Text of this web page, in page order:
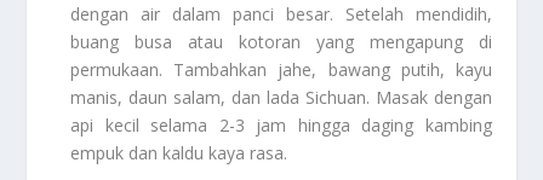
dengan air dalam panci besar. Setelah mendidih,
buang busa atau kotoran yang mengapung di
permukaan. Tambahkan jahe, bawang putih, kayu
manis, daun salam, dan lada Sichuan. Masak dengan
api kecil selama 2-3 jam hingga daging kambing
empuk dan kaldu kaya rasa.